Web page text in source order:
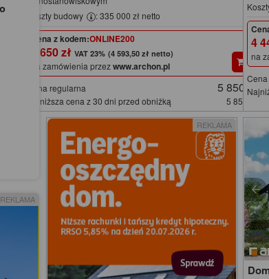
Koszty budowy
: 335 000 zł netto
Cena z kodem:ONLINE200
5 650 zł (4 593,50 zł netto)
na zamówienia przezwww.archon.pl
Cena regularna 5 850 zł
Najniższa cena z 30 dni przed obniżką 5 850 zł
4
na
REKLAMA
REKLAMA